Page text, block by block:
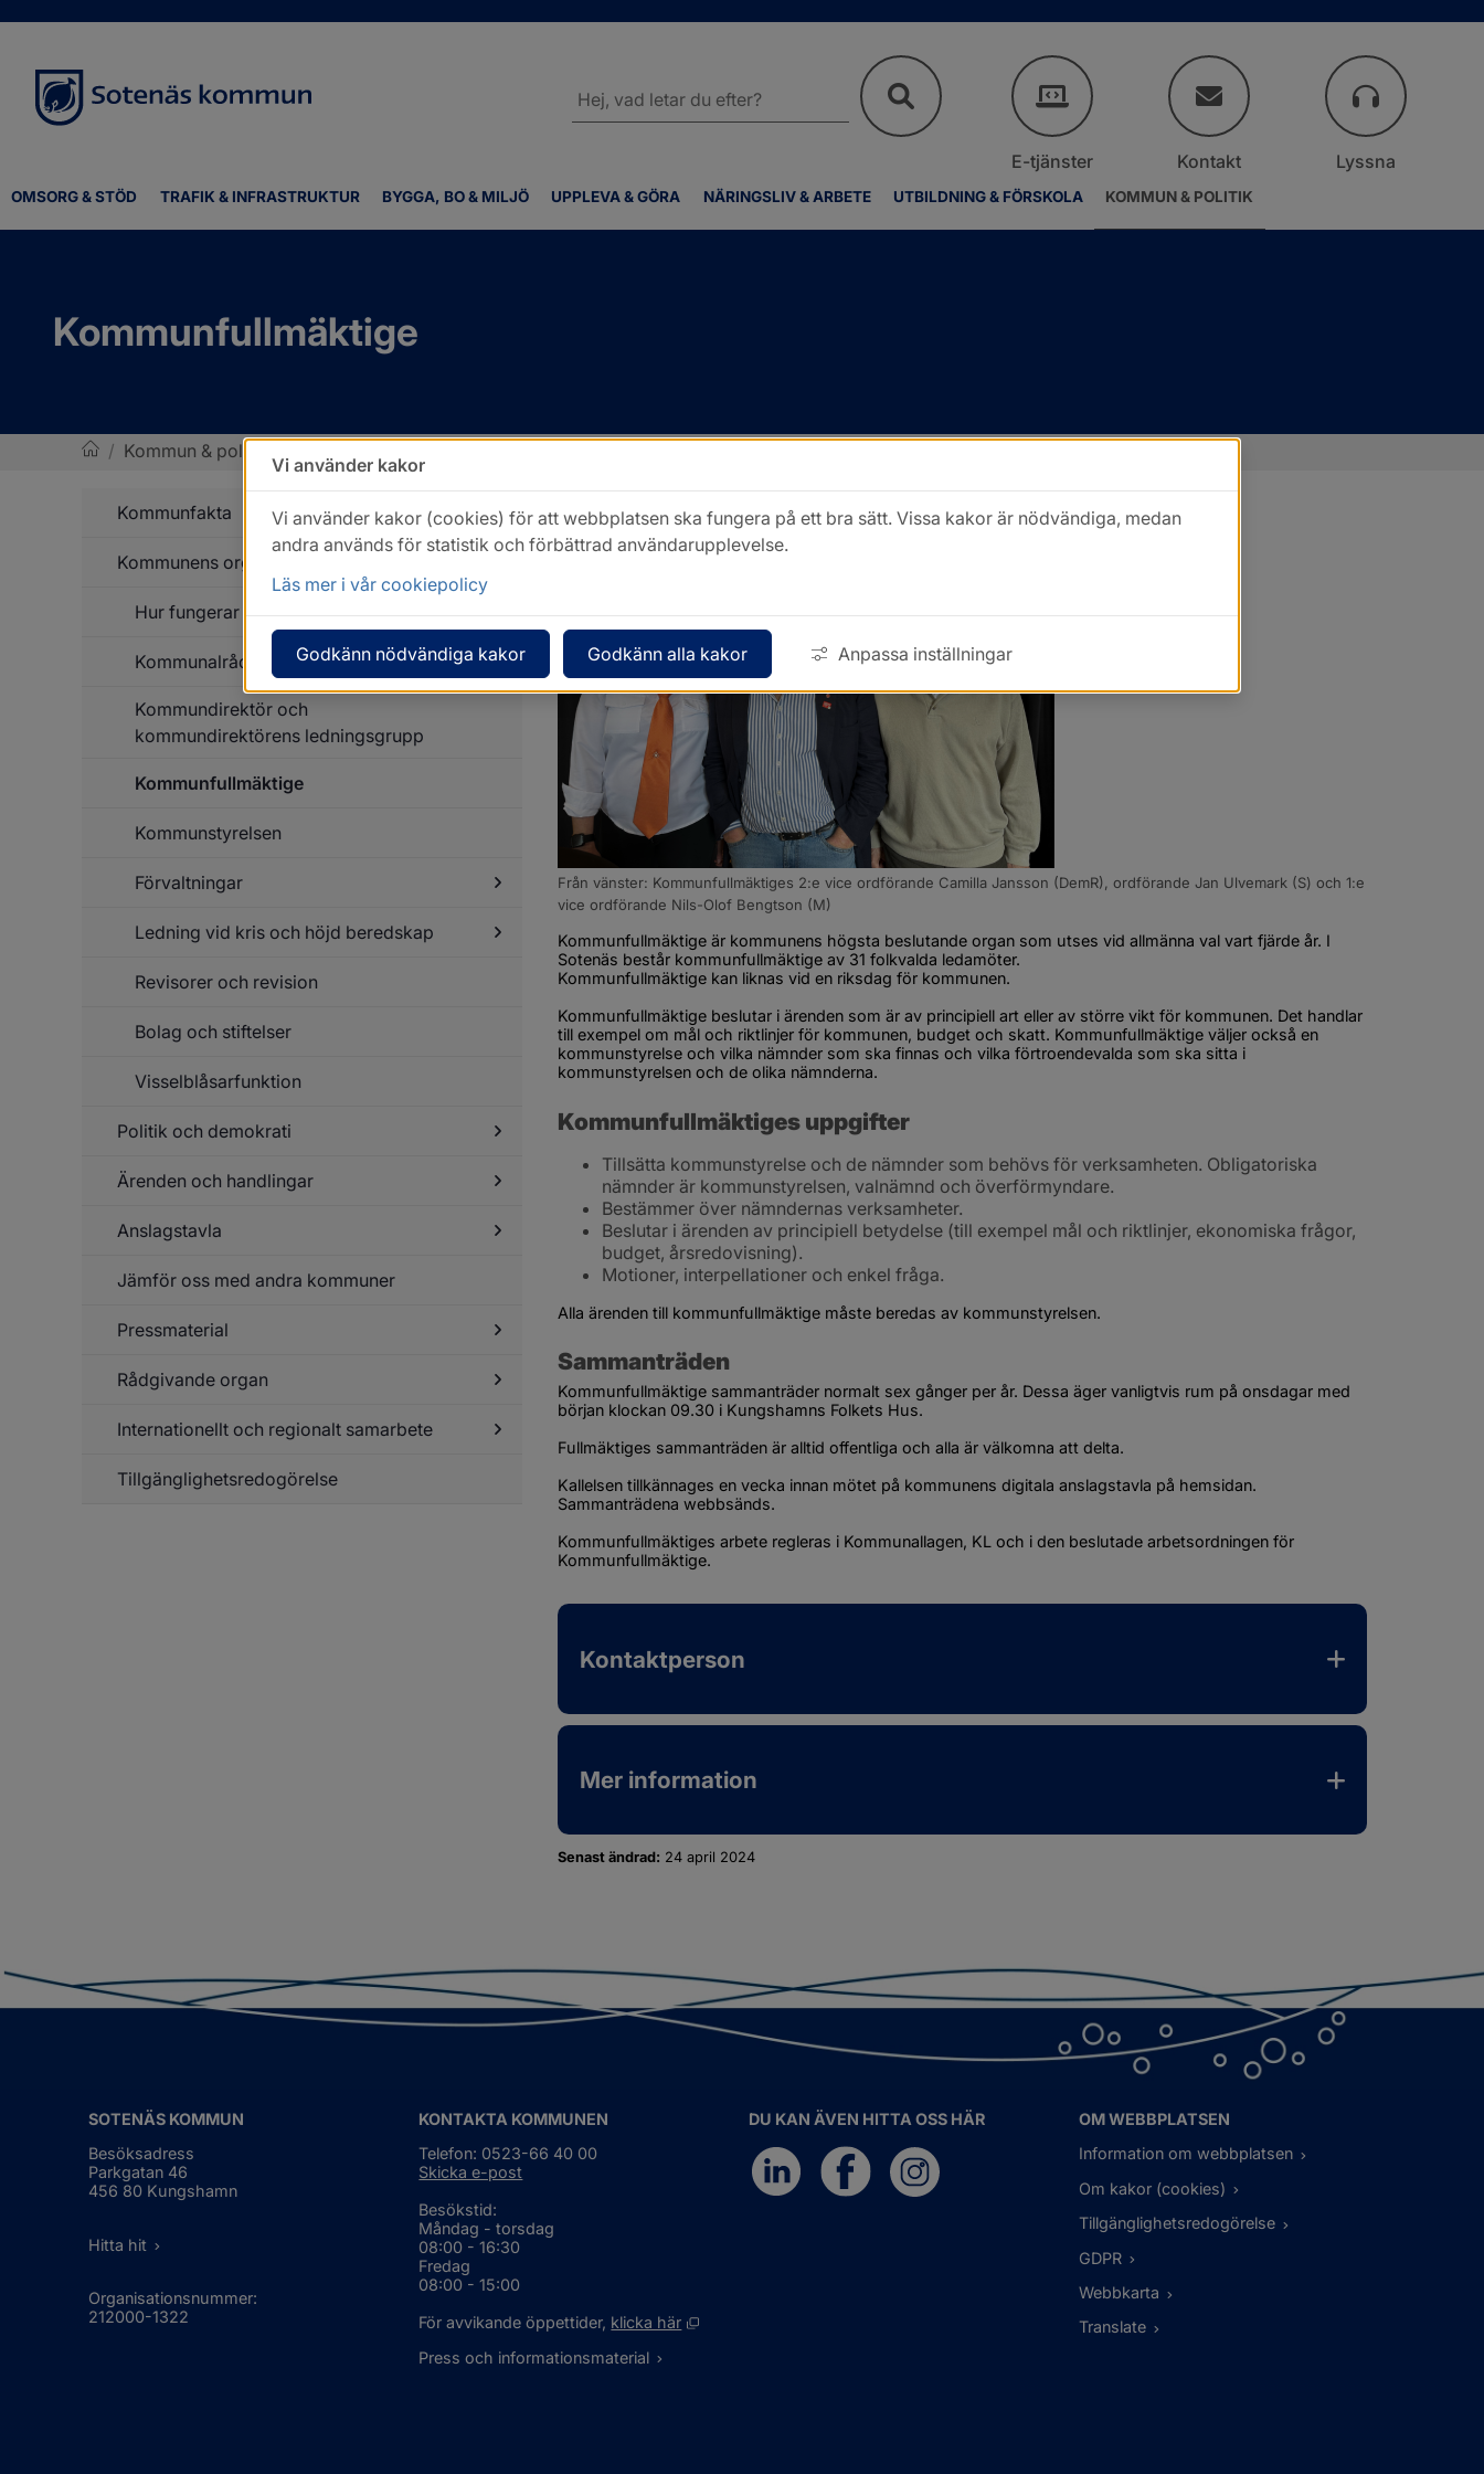
OMSORG & STÖD TRAFIK & INFRASTRUKTUR BYGGA, BO & MILJÖ UPPLEVA & GÖRA NÄRINGSLIV & ARBETE UTBILDNING & FÖRSKOLA KOMMUN & POLITIK
webbplatsen
E-tjänster Kontakt Lyssna
Kommunfullmäktige
/ Kommun & politik
Kommunfakta
för
Kommunfakta
Kommunens organisation
Undersidor
för
Kommunens
organisation
Hur fungerar en kommun?
Kommunalråd och oppositionsråd
Kommundirektör och
kommundirektörens ledningsgrupp
Kommunfullmäktige
Kommunstyrelsen
Förvaltningar
Undersidor
Förvaltningar
Ledning vid kris och höjd beredskap
Undersidor
Revisorer och revision
Bolag och stiftelser
Visselblåsarfunktion
Politik och demokrati
Undersidor
och
Ärenden och handlingar
Undersidor
handlingar
Anslagstavla
Anslagstavla
Jämför oss med andra kommuner
Pressmaterial
Undersidor
Pressmaterial
Rådgivande organ
Undersidor
Internationellt och regionalt samarbete
Undersidor
Internationellt
samarbete
Tillgänglighetsredogörelse
Kommunfullmäktige
Från vänster: Kommunfullmäktiges 2:e vice ordförande Camilla Jansson (DemR), ordförande Jan Ulvemark (S) och 1:e
vice ordförande Nils-Olof Bengtson (M)
Kommunfullmäktige är kommunens högsta beslutande organ som utses vid allmänna val vart fjärde år. I
Sotenäs består kommunfullmäktige av 31 folkvalda ledamöter.
Kommunfullmäktige kan liknas vid en riksdag för kommunen.
Kommunfullmäktige beslutar i ärenden som är av principiell art eller av större vikt för kommunen. Det handlar
till exempel om mål och riktlinjer för kommunen, budget och skatt. Kommunfullmäktige väljer också en
kommunstyrelse och vilka nämnder som ska finnas och vilka förtroendevalda som ska sitta i
kommunstyrelsen och de olika nämnderna.
Kommunfullmäktiges uppgifter
Tillsätta kommunstyrelse och de nämnder som behövs för verksamheten. Obligatoriska
nämnder är kommunstyrelsen, valnämnd och överförmyndare.
Bestämmer över nämndernas verksamheter.
Beslutar i ärenden av principiell betydelse (till exempel mål och riktlinjer, ekonomiska frågor,
budget, årsredovisning).
Motioner, interpellationer och enkel fråga.
Alla ärenden till kommunfullmäktige måste beredas av kommunstyrelsen.
Sammanträden
Kommunfullmäktige sammanträder normalt sex gånger per år. Dessa äger vanligtvis rum på onsdagar med
början klockan 09.30 i Kungshamns Folkets Hus.
Fullmäktiges sammanträden är alltid offentliga och alla är välkomna att delta.
Kallelsen tillkännages en vecka innan mötet på kommunens digitala anslagstavla på hemsidan.
Sammanträdena webbsänds.
Kommunfullmäktiges arbete regleras i Kommunallagen, KL och i den beslutade arbetsordningen för
Kommunfullmäktige.
Kontaktperson
Mer information
Senast ändrad: 24 april 2024
SOTENÄS KOMMUN
Besöksadress
Parkgatan 46
456 80 Kungshamn
Hitta hit
Organisationsnummer:
212000-1322
KONTAKTA KOMMUNEN
Telefon: 0523-66 40 00
Skicka e-post
Besökstid:
Måndag - torsdag
08:00 - 16:30
Fredag
08:00 - 15:00
För avvikande öppettider, klicka här
Öppnas i nytt fönster.
Press och informationsmaterial
DU KAN ÄVEN HITTA OSS HÄR
OM WEBBPLATSEN
Information om webbplatsen
Om kakor (cookies)
Tillgänglighetsredogörelse
GDPR
Webbkarta
Translate
Vi använder kakor
Vi använder kakor (cookies) för att webbplatsen ska fungera på ett bra sätt. Vissa kakor är nödvändiga, medan
andra används för statistik och förbättrad användarupplevelse.
Läs mer i vår cookiepolicy
Godkänn nödvändiga kakor Godkänn alla kakor Anpassa inställningar